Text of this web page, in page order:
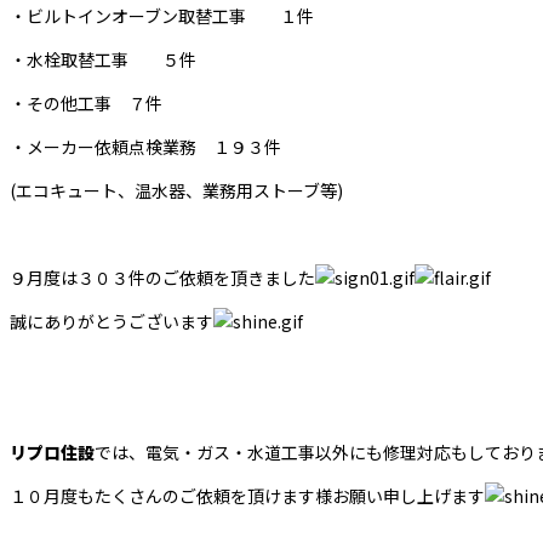
・ビルトインオーブン取替工事 １件
・水栓取替工事 ５件
・その他工事 ７件
・メーカー依頼点検業務 １９３件
(エコキュート、温水器、業務用ストーブ等)
９月度は３０３件のご依頼を頂きました
誠にありがとうございます
リプロ住設では、電気・ガス・水道工事以外にも修理対応もしており
１０月度もたくさんのご依頼を頂けます様お願い申し上げます